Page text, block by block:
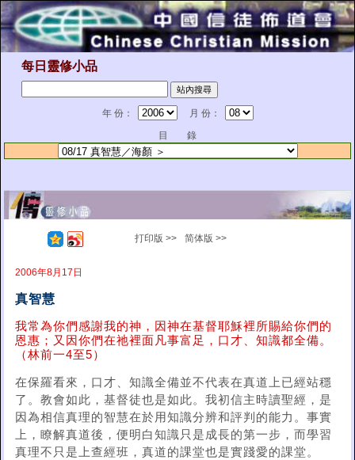
每日靈修小品
年 份：
月 份：
目 錄
打印版 >> 简体版 >>
2006年8月17日
真智慧
我常為你們感謝我的神，因神在基督耶穌裡所賜給你們的
恩惠；又因你們在祂裡面凡事富足，口才、知識都全備。
（林前一4至5）
在保羅看來，口才、知識全備並不代表在真道上已經站穩
了。教會如此，基督徒也是如此。我初信主時讀聖經，是
因為相信真理的智慧在於用知識分辨和評判的能力。事實
上，瞭解真道後，便明白知識只是成長的第一步，而學習
真理不只是上查經班，真道的課堂也是實踐愛的課堂。